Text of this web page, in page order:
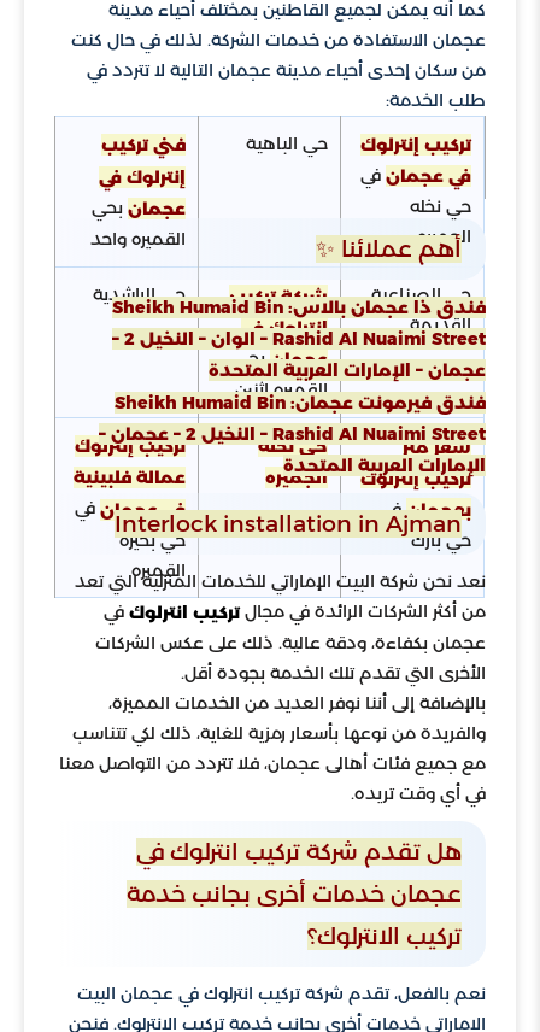
كما أنه يمكن لجميع القاطنين بمختلف أحياء مدينة
عجمان الاستفادة من خدمات الشركة. لذلك في حال كنت
من سكان إحدى أحياء مدينة عجمان التالية لا تتردد في
طلب الخدمة:
تركيب إنترلوك
في عجمان في
حي نخله
الجميره
حي الباهية
فني تركيب
إنترلوك في
عجمان بحي
القميره واحد
حي الصناعية
القديمة
شركة تركيب
إنترلوك في
عجمانبحي
القميره اثنين
حي الراشدية
سعر متر
تركيب إنترلوك
بعجمانفي
حي بارك
حي نخله
الجميره
تركيب إنترلوك
عمالة فلبينية
في عجمان في
حي بحيره
القميره
أهم عملائنا ✨
فندق ذا عجمان بالاس: Sheikh Humaid Bin
Rashid Al Nuaimi Street – الوان – النخيل 2 –
عجمان – الإمارات العربية المتحدة
فندق فيرمونت عجمان: Sheikh Humaid Bin
Rashid Al Nuaimi Street – النخيل 2 – عجمان –
الإمارات العربية المتحدة
Interlock installation in Ajman
نعد نحن شركة البيت الإماراتي للخدمات المنزلية التي تعد
من أكثر الشركات الرائدة في مجالتركيب انترلوك في
عجمان بكفاءة، ودقة عالية. ذلك على عكس الشركات
الأخرى التي تقدم تلك الخدمة بجودة أقل.
بالإضافة إلى أننا نوفر العديد من الخدمات المميزة،
والفريدة من نوعها بأسعار رمزية للغاية، ذلك لكي تتناسب
مع جميع فئات أهالى عجمان، فلا تتردد من التواصل معنا
في أي وقت تريده.
هل تقدم شركة تركيب انترلوك في
عجمان خدمات أخرى بجانب خدمة
تركيب الانترلوك؟
نعم بالفعل، تقدم شركة تركيب انترلوك في عجمان البيت
الاماراتي خدمات أخرى بجانب خدمة تركيب الانترلوك. فنحن